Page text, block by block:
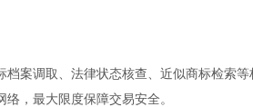
案调取、法律状态核查、近似商标检索
，最大限度保障交易安全。